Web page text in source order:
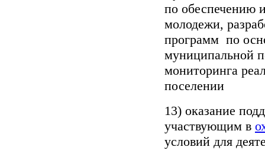
по обеспечению
молодежи,
программ по
муниципальной
мониторинга
поселении
13) оказание
участвующим в
условий для